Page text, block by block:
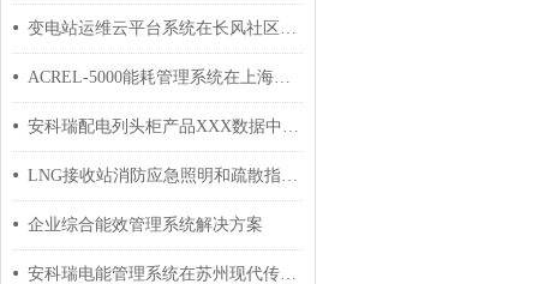
变电站运维云平台系统在长风社区的设计与应用
ACREL-5000能耗管理系统在上海青浦富绅时代广场的应用
安科瑞配电列头柜产品XXX数据中心案例分享
LNG接收站消防应急照明和疏散指示系统设计
企业综合能效管理系统解决方案
安科瑞电能管理系统在苏州现代传媒广场的设计与应用